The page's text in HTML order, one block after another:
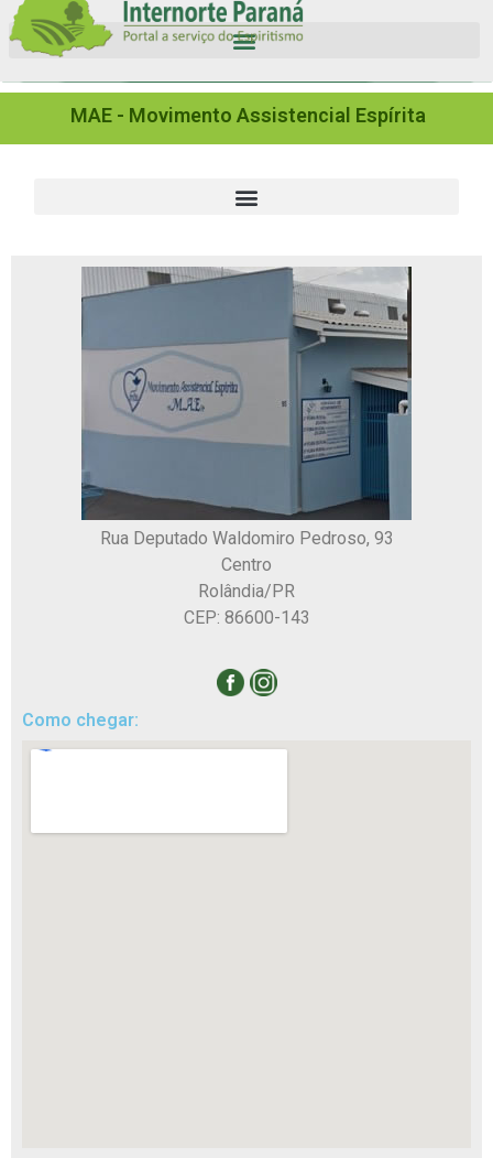
MAE - Movimento Assistencial Espírita
Rua Deputado Waldomiro Pedroso, 93
Centro
Rolândia/PR
CEP: 86600-143
Como chegar: